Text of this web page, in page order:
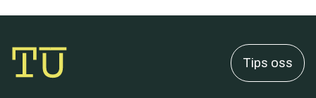
Tips oss